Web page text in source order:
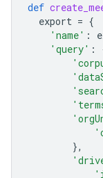
def
export = {
'name' :
'query' :
},